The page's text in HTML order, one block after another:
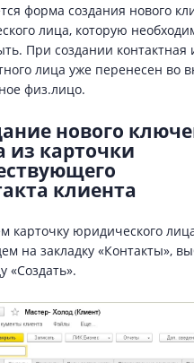
форма создания нового
лица, которую
При создании
лица уже перенесен во
физ.лицо.
нового
из карточки
клиента
карточку юридического
на закладку «Контакты»,
«Создать».